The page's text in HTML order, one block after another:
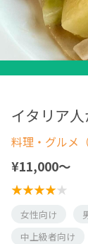
イタリア
料理・グルメ
¥11,000〜
女性向け
中上級者向け